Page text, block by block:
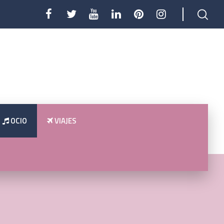
OCIO VIAJES